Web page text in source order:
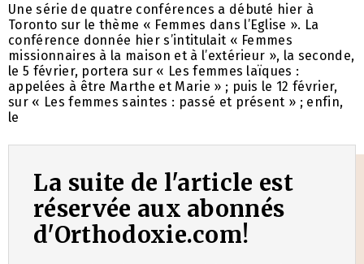
Une série de quatre conférences a débuté hier à
Toronto sur le thème « Femmes dans l’Eglise ». La
conférence donnée hier s’intitulait « Femmes
missionnaires à la maison et à l’extérieur », la seconde,
le 5 février, portera sur « Les femmes laïques :
appelées à être Marthe et Marie » ; puis le 12 février,
sur « Les femmes saintes : passé et présent » ; enfin,
le
La suite de l'article est
réservée aux abonnés
d'Orthodoxie.com!